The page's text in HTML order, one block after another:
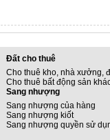
Đất cho thuê
Cho thuê kho, nhà xưởng,
Cho thuê bất động sản
Sang nhượng
Sang nhượng của hàng
Sang nhượng kiốt
Sang nhượng quyền sử